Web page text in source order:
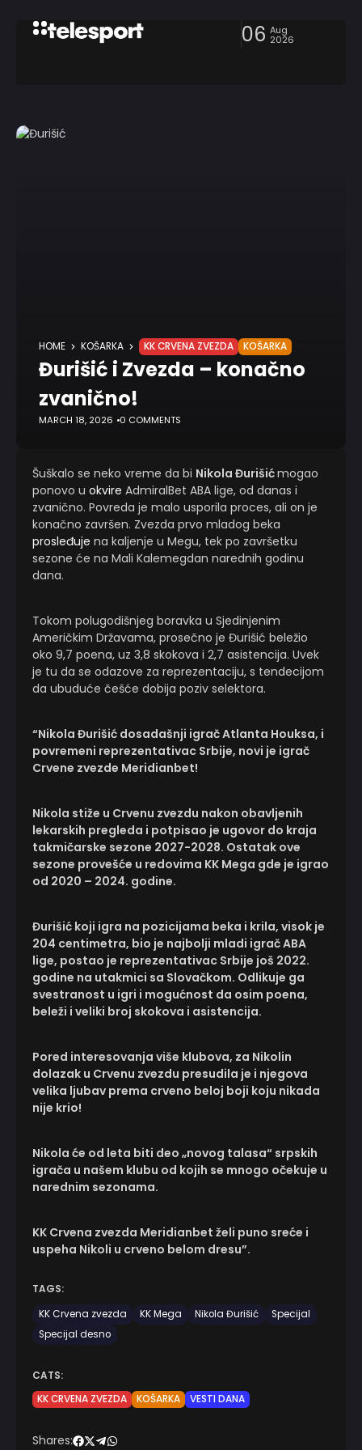
06 Aug
2026
HOME KOŠARKA KK CRVENA ZVEZDA KOŠARKA
Đurišić i Zvezda – konačno
zvanično!
MARCH 18, 2026 0 COMMENTS
Šuškalo se neko vreme da bi Nikola Đurišićmogao
ponovo u okvire AdmiralBet ABA lige, od danas i
zvanično. Povreda je malo usporila proces, ali on je
konačno završen. Zvezda prvo mladog beka
prosleđuje na kaljenje u Megu, tek po završetku
sezone će na Mali Kalemegdan narednih godinu
dana.
Tokom polugodišnjeg boravka u Sjedinjenim
Američkim Državama, prosečno je Đurišić beležio
oko 9,7 poena, uz 3,8 skokova i 2,7 asistencija. Uvek
je tu da se odazove za reprezentaciju, s tendecijom
da ubuduće češće dobija poziv selektora.
“Nikola Đurišić dosadašnji igrač Atlanta Houksa, i
povremeni reprezentativac Srbije, novi je igrač
Crvene zvezde Meridianbet!
Nikola stiže u Crvenu zvezdu nakon obavljenih
lekarskih pregleda i potpisao je ugovor do kraja
takmičarske sezone 2027-2028. Ostatak ove
sezone provešće u redovima KK Mega gde je igrao
od 2020 – 2024. godine.
Đurišić koji igra na pozicijama beka i krila, visok je
204 centimetra, bio je najbolji mladi igrač ABA
lige, postao je reprezentativac Srbije još 2022.
godine na utakmici sa Slovačkom. Odlikuje ga
svestranost u igri i mogućnost da osim poena,
beleži i veliki broj skokova i asistencija.
Pored interesovanja više klubova, za Nikolin
dolazak u Crvenu zvezdu presudila je i njegova
velika ljubav prema crveno beloj boji koju nikada
nije krio!
Nikola će od leta biti deo „novog talasa“ srpskih
igrača u našem klubu od kojih se mnogo očekuje u
narednim sezonama.
KK Crvena zvezda Meridianbet želi puno sreće i
uspeha Nikoli u crveno belom dresu”.
TAGS:
KK Crvena zvezda
KK Mega Nikola Đurišić
Specijal
Specijal desno
CATS:
KK CRVENA ZVEZDA
KOŠARKA VESTI DANA
Shares: